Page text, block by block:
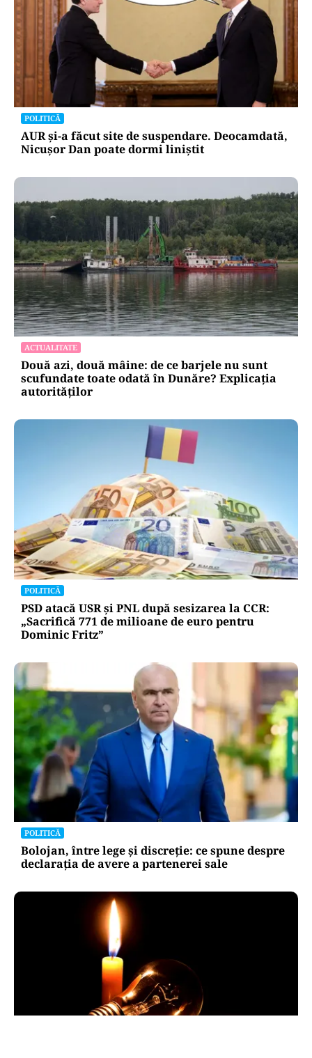
POLITICĂ
AUR și-a făcut site de suspendare. Deocamdată,
Nicușor Dan poate dormi liniștit
ACTUALITATE
Două azi, două mâine: de ce barjele nu sunt
scufundate toate odată în Dunăre? Explicația
autorităților
POLITICĂ
PSD atacă USR și PNL după sesizarea la CCR:
„Sacrifică 771 de milioane de euro pentru
Dominic Fritz”
POLITICĂ
Bolojan, între lege și discreție: ce spune despre
declarația de avere a partenerei sale